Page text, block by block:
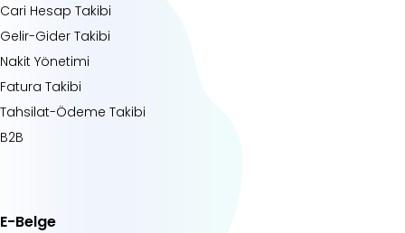
Cari Hesap Takibi
Gelir-Gider Takibi
Nakit Yönetimi
Fatura Takibi
Tahsilat-Ödeme Takibi
B2B
E-Belge